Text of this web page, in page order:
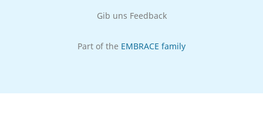
Gib uns Feedback
Part of the EMBRACE family